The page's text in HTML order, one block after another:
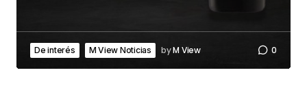
De interés M View Noticias byM View 0